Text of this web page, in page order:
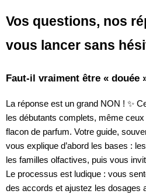
Vos questions, nos
vous lancer sans
Faut-il vraiment être « douée
La réponse est un grand NON ! ✨
les débutants complets, même
flacon de parfum. Votre guide,
vous explique d’abord les bases :
les familles olfactives, puis vous
Le processus est ludique : vous
des accords et ajustez les dosages